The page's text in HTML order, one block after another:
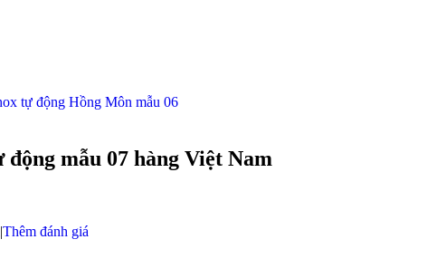
tự động Hồng Môn mẫu 06
động mẫu 07 hàng Việt Nam
|Thêm đánh giá